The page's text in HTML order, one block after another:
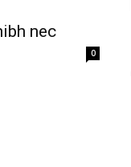
nec
0